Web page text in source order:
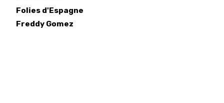
Folies d'Espagne
Freddy Gomez